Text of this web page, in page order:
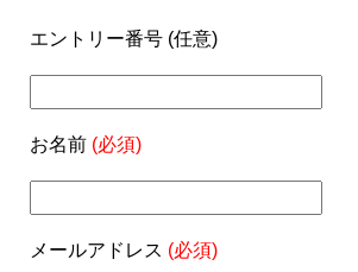
エントリー番号 (任意)
お名前 (必須)
メールアドレス (必須)